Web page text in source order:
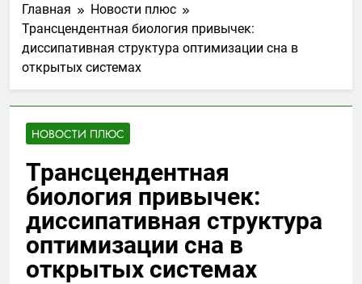
Главная
Новости плюс
Трансцендентная биология привычек:
диссипативная структура оптимизации сна в
открытых системах
НОВОСТИ ПЛЮС
Трансцендентная
биология привычек:
диссипативная структура
оптимизации сна в
открытых системах